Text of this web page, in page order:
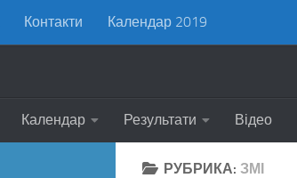
Контакти Календар 2019
Календар Результати Відео
РУБРИКА: ЗМІ